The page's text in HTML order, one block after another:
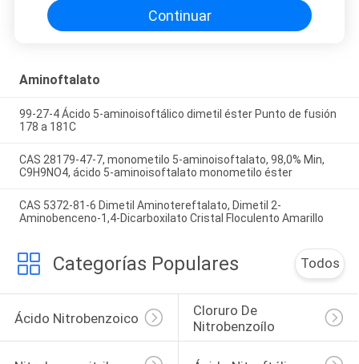
Continuar
Aminoftalato
99-27-4 Ácido 5-aminoisoftálico dimetil éster Punto de fusión
178 a 181C
CAS 28179-47-7, monometilo 5-aminoisoftalato, 98,0% Min,
C9H9NO4, ácido 5-aminoisoftalato monometilo éster
CAS 5372-81-6 Dimetil Aminotereftalato, Dimetil 2-
Aminobenceno-1,4-Dicarboxilato Cristal Floculento Amarillo
Categorías Populares Todos
Ácido Nitrobenzoico
Cloruro De
Nitrobenzoílo